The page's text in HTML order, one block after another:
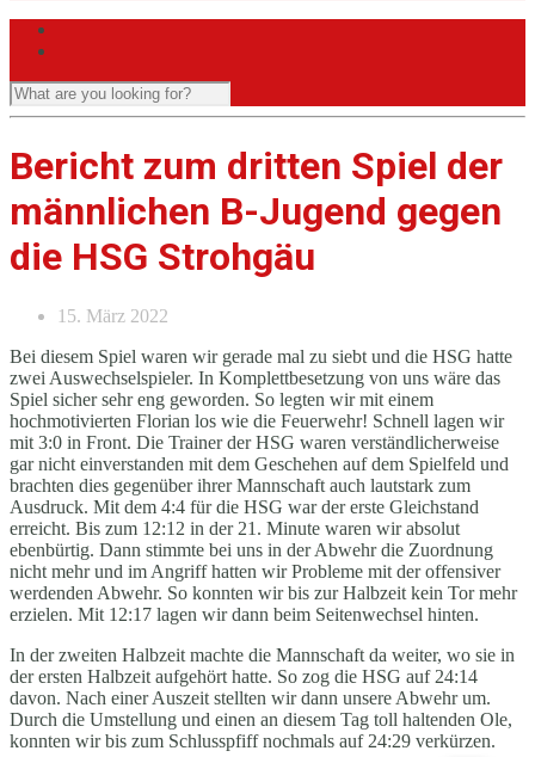
Bericht zum dritten Spiel der
männlichen B-Jugend gegen
die HSG Strohgäu
15. März 2022
Bei diesem Spiel waren wir gerade mal zu siebt und die HSG hatte
zwei Auswechselspieler. In Komplettbesetzung von uns wäre das
Spiel sicher sehr eng geworden. So legten wir mit einem
hochmotivierten Florian los wie die Feuerwehr! Schnell lagen wir
mit 3:0 in Front. Die Trainer der HSG waren verständlicherweise
gar nicht einverstanden mit dem Geschehen auf dem Spielfeld und
brachten dies gegenüber ihrer Mannschaft auch lautstark zum
Ausdruck. Mit dem 4:4 für die HSG war der erste Gleichstand
erreicht. Bis zum 12:12 in der 21. Minute waren wir absolut
ebenbürtig. Dann stimmte bei uns in der Abwehr die Zuordnung
nicht mehr und im Angriff hatten wir Probleme mit der offensiver
werdenden Abwehr. So konnten wir bis zur Halbzeit kein Tor mehr
erzielen. Mit 12:17 lagen wir dann beim Seitenwechsel hinten.
In der zweiten Halbzeit machte die Mannschaft da weiter, wo sie in
der ersten Halbzeit aufgehört hatte. So zog die HSG auf 24:14
davon. Nach einer Auszeit stellten wir dann unsere Abwehr um.
Durch die Umstellung und einen an diesem Tag toll haltenden Ole,
konnten wir bis zum Schlusspfiff nochmals auf 24:29 verkürzen.